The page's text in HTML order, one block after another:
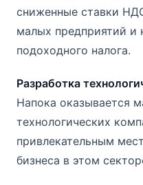
сниженные ставки
малых предприятий и
подоходного налога.
Разработка
Напока оказывается
технологических
привлекательным
бизнеса в этом